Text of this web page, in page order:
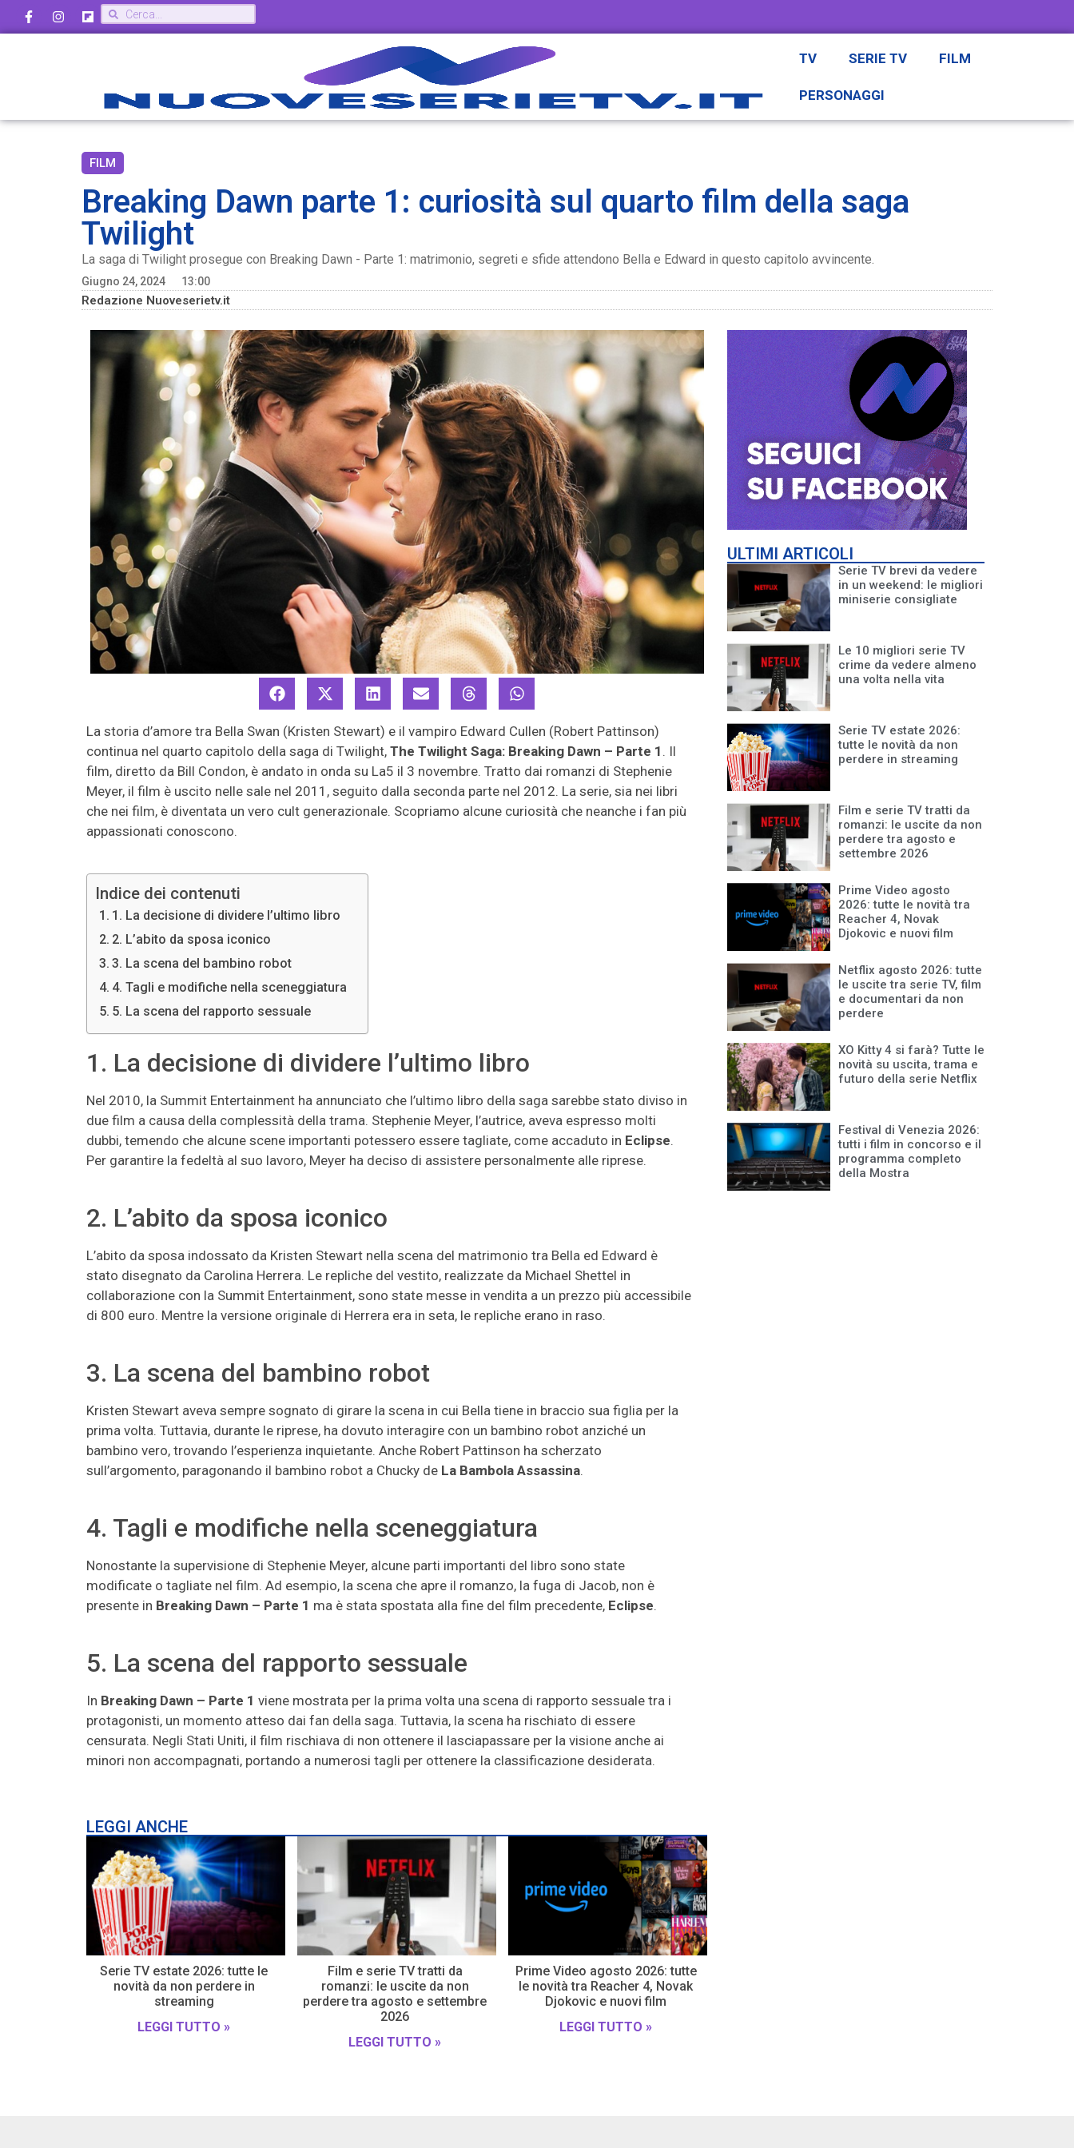
TV SERIE TV FILM
PERSONAGGI
FILM
Breaking Dawn parte 1: curiosità sul quarto film della saga
Twilight
La saga di Twilight prosegue con Breaking Dawn - Parte 1: matrimonio, segreti e sfide attendono Bella e Edward in questo capitolo avvincente.
Giugno 24, 2024 13:00
Redazione Nuoveserietv.it
La storia d’amore tra Bella Swan (Kristen Stewart) e il vampiro Edward Cullen (Robert Pattinson)
continua nel quarto capitolo della saga di Twilight, The Twilight Saga: Breaking Dawn – Parte 1 . Il
film, diretto da Bill Condon, è andato in onda su La5 il 3 novembre. Tratto dai romanzi di Stephenie
Meyer, il film è uscito nelle sale nel 2011, seguito dalla seconda parte nel 2012. La serie, sia nei libri
che nei film, è diventata un vero cult generazionale. Scopriamo alcune curiosità che neanche i fan più
appassionati conoscono.
Indice dei contenuti
1. La decisione di dividere l’ultimo libro
2. L’abito da sposa iconico
3. La scena del bambino robot
4. Tagli e modifiche nella sceneggiatura
5. La scena del rapporto sessuale
1. La decisione di dividere l’ultimo libro
Nel 2010, la Summit Entertainment ha annunciato che l’ultimo libro della saga sarebbe stato diviso in
due film a causa della complessità della trama. Stephenie Meyer, l’autrice, aveva espresso molti
dubbi, temendo che alcune scene importanti potessero essere tagliate, come accaduto in Eclipse.
Per garantire la fedeltà al suo lavoro, Meyer ha deciso di assistere personalmente alle riprese.
2. L’abito da sposa iconico
L’abito da sposa indossato da Kristen Stewart nella scena del matrimonio tra Bella ed Edward è
stato disegnato da Carolina Herrera. Le repliche del vestito, realizzate da Michael Shettel in
collaborazione con la Summit Entertainment, sono state messe in vendita a un prezzo più accessibile
di 800 euro. Mentre la versione originale di Herrera era in seta, le repliche erano in raso.
3. La scena del bambino robot
Kristen Stewart aveva sempre sognato di girare la scena in cui Bella tiene in braccio sua figlia per la
prima volta. Tuttavia, durante le riprese, ha dovuto interagire con un bambino robot anziché un
bambino vero, trovando l’esperienza inquietante. Anche Robert Pattinson ha scherzato
sull’argomento, paragonando il bambino robot a Chucky de La Bambola Assassina.
4. Tagli e modifiche nella sceneggiatura
Nonostante la supervisione di Stephenie Meyer, alcune parti importanti del libro sono state
modificate o tagliate nel film. Ad esempio, la scena che apre il romanzo, la fuga di Jacob, non è
presente in Breaking Dawn – Parte 1 ma è stata spostata alla fine del film precedente, Eclipse.
5. La scena del rapporto sessuale
In Breaking Dawn – Parte 1 viene mostrata per la prima volta una scena di rapporto sessuale tra i
protagonisti, un momento atteso dai fan della saga. Tuttavia, la scena ha rischiato di essere
censurata. Negli Stati Uniti, il film rischiava di non ottenere il lasciapassare per la visione anche ai
minori non accompagnati, portando a numerosi tagli per ottenere la classificazione desiderata.
LEGGI ANCHE
Serie TV estate 2026: tutte le
novità da non perdere in
streaming
LEGGI TUTTO »
Film e serie TV tratti da
romanzi: le uscite da non
perdere tra agosto e settembre
2026
LEGGI TUTTO »
Prime Video agosto 2026: tutte
le novità tra Reacher 4, Novak
Djokovic e nuovi film
LEGGI TUTTO »
ULTIMI ARTICOLI
Serie TV brevi da vedere
in un weekend: le migliori
miniserie consigliate
Le 10 migliori serie TV
crime da vedere almeno
una volta nella vita
Serie TV estate 2026:
tutte le novità da non
perdere in streaming
Film e serie TV tratti da
romanzi: le uscite da non
perdere tra agosto e
settembre 2026
Prime Video agosto
2026: tutte le novità tra
Reacher 4, Novak
Djokovic e nuovi film
Netflix agosto 2026: tutte
le uscite tra serie TV, film
e documentari da non
perdere
XO Kitty 4 si farà? Tutte le
novità su uscita, trama e
futuro della serie Netflix
Festival di Venezia 2026:
tutti i film in concorso e il
programma completo
della Mostra